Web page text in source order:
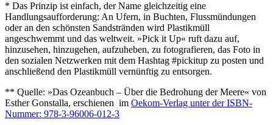
* Das Prinzip ist einfach, der Name gleichzeitig eine
Handlungsaufforderung: An Ufern, in Buchten, Flussmündungen
oder an den schönsten Sandstränden wird Plastikmüll
angeschwemmt und das weltweit. »Pick it Up« ruft dazu auf,
hinzusehen, hinzugehen, aufzuheben, zu fotografieren, das Foto in
den sozialen Netzwerken mit dem Hashtag #pickitup zu posten und
anschließend den Plastikmüll vernünftig zu entsorgen.
** Quelle: »Das Ozeanbuch – Über die Bedrohung der Meere« von
Esther Gonstalla, erschienen im Oekom-Verlag unter der ISBN-
Nummer: 978-3-96006-012-3